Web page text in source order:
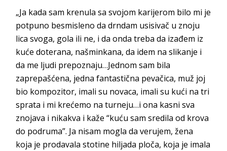
„Ja kada sam krenula sa svojom karijerom bilo mi je
potpuno besmisleno da drndam usisivač u znoju
lica svoga, gola ili ne, i da onda treba da izađem iz
kuće doterana, našminkana, da idem na slikanje i
da me ljudi prepoznaju…Jednom sam bila
zaprepašćena, jedna fantastična pevačica, muž joj
bio kompozitor, imali su novaca, imali su kući na tri
sprata i mi krećemo na turneju…i ona kasni sva
znojava i nikakva i kaže “kuću sam sredila od krova
do podruma”. Ja nisam mogla da verujem, žena
koja je prodavala stotine hiljada ploča, koja je imala